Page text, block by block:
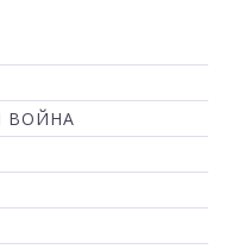
ВОЙНА